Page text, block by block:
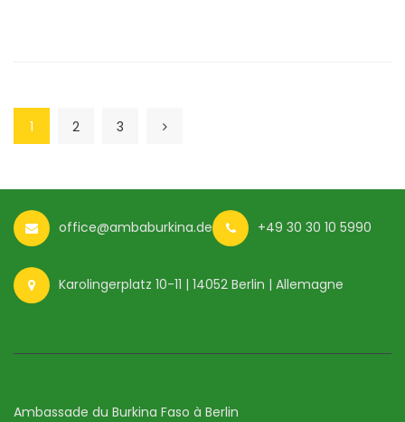
1 2 3
office@ambaburkina.de +49 30 30 10 5990
Karolingerplatz 10-11 | 14052 Berlin | Allemagne
Ambassade du Burkina Faso à Berlin